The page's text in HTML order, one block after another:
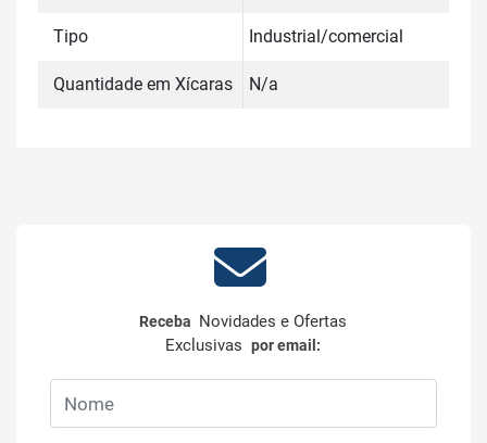
Tipo Industrial/comercial
Quantidade em Xícaras N/a
Receba Novidades e Ofertas
Exclusivaspor email: